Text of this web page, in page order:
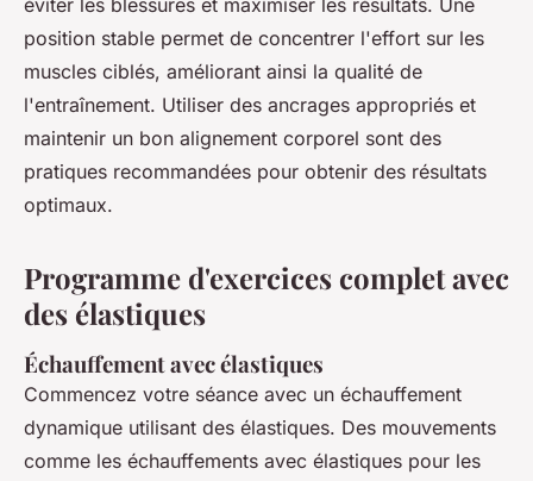
éviter les blessures et maximiser les résultats. Une
position stable permet de concentrer l'effort sur les
muscles ciblés, améliorant ainsi la qualité de
l'entraînement. Utiliser des ancrages appropriés et
maintenir un bon alignement corporel sont des
pratiques recommandées pour obtenir des résultats
optimaux.
Programme d'exercices complet avec
des élastiques
Échauffement avec élastiques
Commencez votre séance avec un échauffement
dynamique utilisant des élastiques. Des mouvements
comme les échauffements avec élastiques pour les